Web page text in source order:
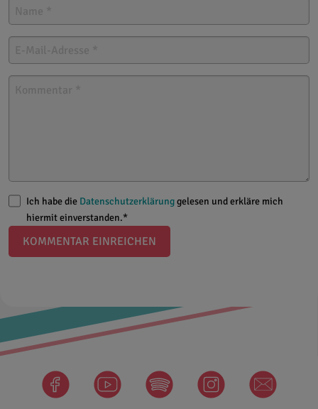
Ich habe die Datenschutzerklärunggelesen und erkläre mich
hiermit einverstanden.*
KOMMENTAR EINREICHEN
facebook Spotify instagram newsletter